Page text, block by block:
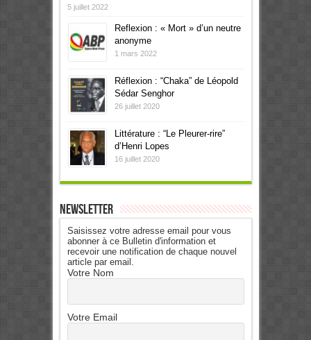
5 juillet 2022
Reflexion : « Mort » d’un neutre
anonyme
1 mars 2022
Réflexion : “Chaka” de Léopold
Sédar Senghor
26 juillet 2020
Littérature : “Le Pleurer-rire”
d’Henri Lopes
16 juillet 2020
Newsletter
Saisissez votre adresse email pour vous
abonner à ce Bulletin d'information et
recevoir une notification de chaque nouvel
article par email.
Votre Nom
Votre Email